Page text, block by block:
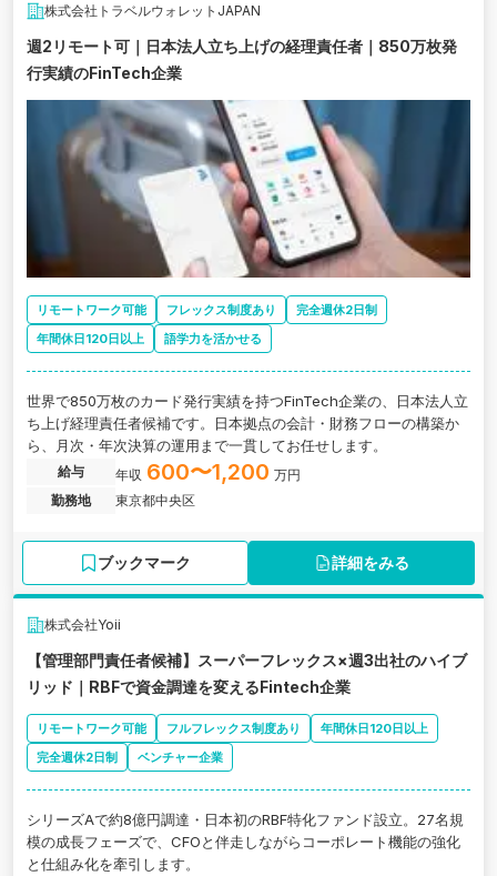
株式会社トラベルウォレットJAPAN
週2リモート可｜日本法人立ち上げの経理責任者｜850万枚発
行実績のFinTech企業
リモートワーク可能 フレックス制度あり
完全週休2日制
年間休日120日以上
語学力を活かせる
世界で850万枚のカード発行実績を持つFinTech企業の、日本法人立
ち上げ経理責任者候補です。日本拠点の会計・財務フローの構築か
ら、月次・年次決算の運用まで一貫してお任せします。
給与 年収 600〜1,200 万円
勤務地
東京都中央区
ブックマーク 詳細をみる
株式会社Yoii
【管理部門責任者候補】スーパーフレックス×週3出社のハイブ
リッド｜RBFで資金調達を変えるFintech企業
リモートワーク可能 フルフレックス制度あり
年間休日120日以上
完全週休2日制
ベンチャー企業
シリーズAで約8億円調達・日本初のRBF特化ファンド設立。27名規
模の成長フェーズで、CFOと伴走しながらコーポレート機能の強化
と仕組み化を牽引します。